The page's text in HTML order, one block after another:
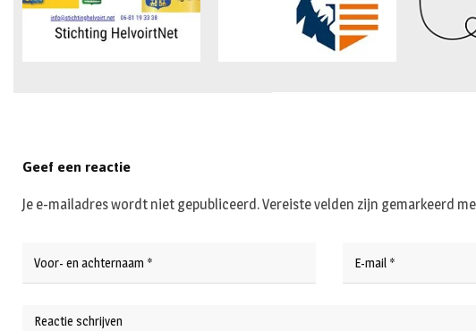
Geef een reactie
Je e-mailadres wordt niet gepubliceerd.Vereiste velden zijn gemarkeerd